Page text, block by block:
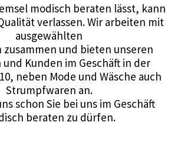
modisch beraten lässt, kann
verlassen. Wir arbeiten mit
ausgewählten
und bieten unseren
Kunden im Geschäft in der
neben Mode und Wäsche auch
Strumpfwaren an.
schon Sie bei uns im Geschäft
beraten zu dürfen.